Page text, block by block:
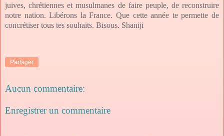
juives, chrétiennes et musulmanes de faire peuple, de reconstruire
notre nation. Libérons la France. Que cette année te permette de
concrétiser tous tes souhaits. Bisous. Shaniji
Partager
Aucun commentaire:
Enregistrer un commentaire